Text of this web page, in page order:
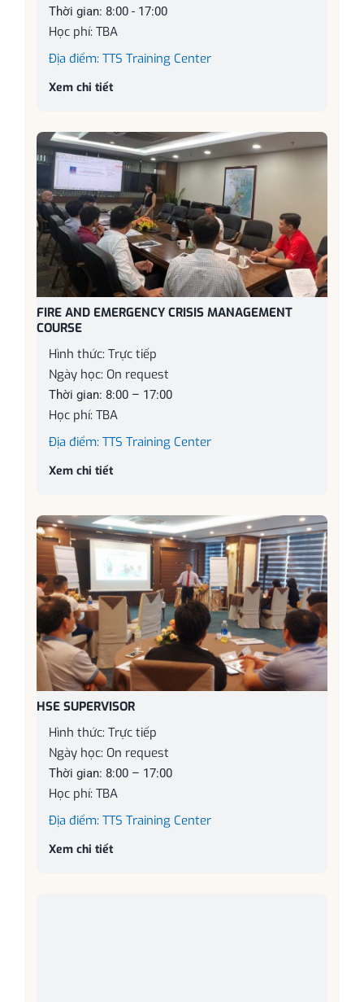
Thời gian: 8:00 - 17:00
Học phí: TBA
Địa điểm: TTS Training Center
Xem chi tiết
FIRE AND EMERGENCY CRISIS MANAGEMENT
COURSE
Hình thức: Trực tiếp
Ngày học: On request
Thời gian: 8:00 – 17:00
Học phí: TBA
Địa điểm: TTS Training Center
Xem chi tiết
HSE SUPERVISOR
Hình thức: Trực tiếp
Ngày học: On request
Thời gian: 8:00 – 17:00
Học phí: TBA
Địa điểm: TTS Training Center
Xem chi tiết